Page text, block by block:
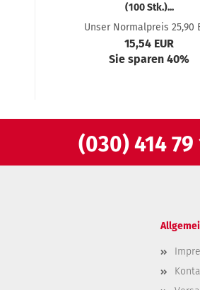
(100 Stk.)...
Unser Normalpreis 25,90
15,54 EUR
Sie sparen 40%
(030) 414 79